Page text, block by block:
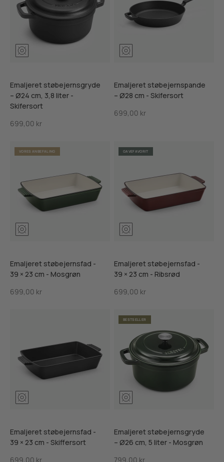
Mosgrøn Skifersort
Emaljeret støbejernsgryde
– Ø24 cm, 3,8 liter -
Skifersort
Salgspris
699,00 kr
Emaljeret støbejernspande
– Ø28 cm - Skifersort
Salgspris
699,00 kr
VORES ANBEFALING
Skiffersort
Emaljeret støbejernsfad -
39 × 23 cm - Mosgrøn
Salgspris
699,00 kr
GAVEFAVORIT
Emaljeret støbejernsfad -
39 × 23 cm - Ribsrød
Salgspris
699,00 kr
Skiffersort
Emaljeret støbejernsfad -
39 × 23 cm - Skiffersort
Salgspris
699,00 kr
BESTSELLER
Mosgrøn
Emaljeret støbejernsgryde
– Ø26 cm, 5 liter - Mosgrøn
Salgspris
799,00 kr